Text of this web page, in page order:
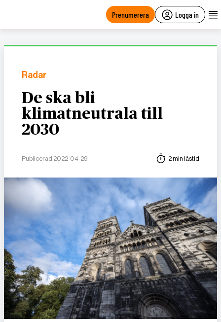
Prenumerera Logga in
Radar
De ska bli
klimatneutrala till
2030
Publicerad 2022-04-29 2 min lästid